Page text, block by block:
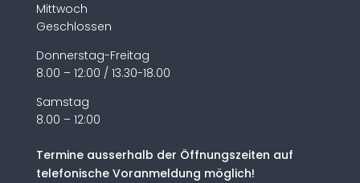
Mittwoch
Geschlossen
Donnerstag-Freitag
8.00 – 12:00 / 13.30-18.00
Samstag
8.00 – 12:00
Termine ausserhalb der Öffnungszeiten auf
telefonische Voranmeldung möglich!